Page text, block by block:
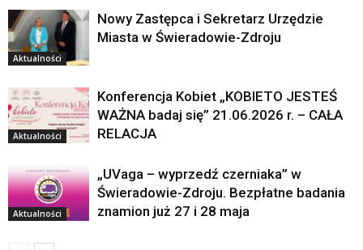
Aktualności
Nowy Zastępca i Sekretarz Urzędzie
Miasta w Świeradowie-Zdroju
Aktualności
Konferencja Kobiet „KOBIETO JESTEŚ
WAŻNA badaj się” 21.06.2026 r. – CAŁA
RELACJA
Aktualności
„UVaga – wyprzedź czerniaka” w
Świeradowie-Zdroju. Bezpłatne badania
znamion już 27 i 28 maja